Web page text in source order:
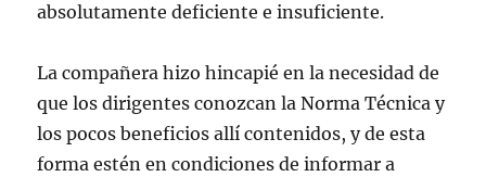
absolutamente deficiente e insuficiente.
La compañera hizo hincapié en la necesidad de
que los dirigentes conozcan la Norma Técnica y
los pocos beneficios allí contenidos, y de esta
forma estén en condiciones de informar a